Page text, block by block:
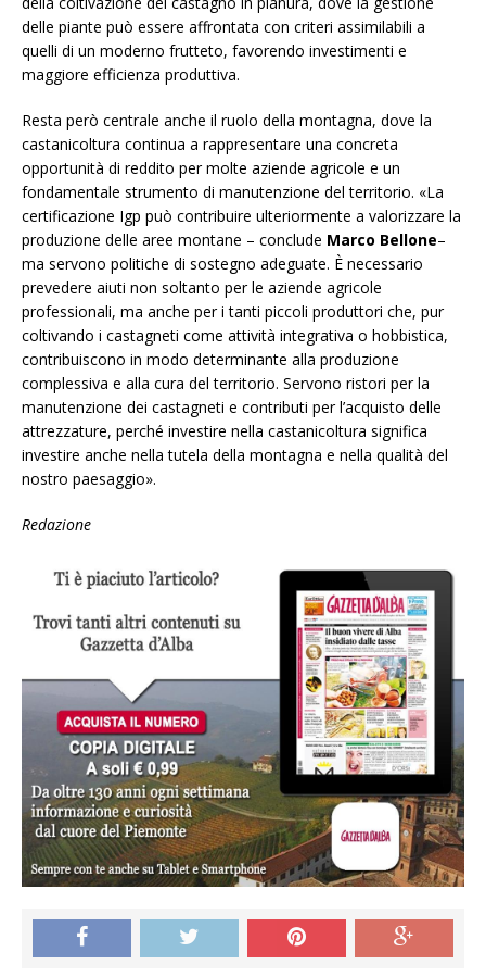
delle piante può essere affrontata con criteri assimilabili a
quelli di un moderno frutteto, favorendo investimenti e
maggiore efficienza produttiva.
Resta però centrale anche il ruolo della montagna, dove la
castanicoltura continua a rappresentare una concreta
opportunità di reddito per molte aziende agricole e un
fondamentale strumento di manutenzione del territorio. «La
certificazione Igp può contribuire ulteriormente a valorizzare la
produzione delle aree montane – conclude Marco Bellone–
ma servono politiche di sostegno adeguate. È necessario
prevedere aiuti non soltanto per le aziende agricole
professionali, ma anche per i tanti piccoli produttori che, pur
coltivando i castagneti come attività integrativa o hobbistica,
contribuiscono in modo determinante alla produzione
complessiva e alla cura del territorio. Servono ristori per la
manutenzione dei castagneti e contributi per l’acquisto delle
attrezzature, perché investire nella castanicoltura significa
investire anche nella tutela della montagna e nella qualità del
nostro paesaggio».
Redazione